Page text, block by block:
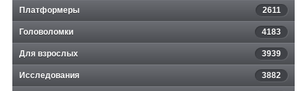
Платформеры 2611
Головоломки 4183
Для взрослых 3939
Исследования 3882